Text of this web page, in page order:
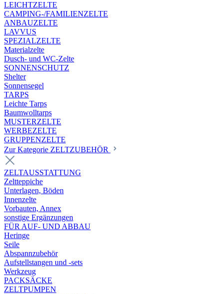
LEICHTZELTE
CAMPING-/FAMILIENZELTE
ANBAUZELTE
LAVVUS
SPEZIALZELTE
Materialzelte
Dusch- und WC-Zelte
SONNENSCHUTZ
Shelter
Sonnensegel
TARPS
Leichte Tarps
Baumwolltarps
MUSTERZELTE
WERBEZELTE
GRUPPENZELTE
Zur Kategorie ZELTZUBEHÖR
ZELTAUSSTATTUNG
Zeltteppiche
Unterlagen, Böden
Innenzelte
Vorbauten, Annex
sonstige Ergänzungen
FÜR AUF- UND ABBAU
Heringe
Seile
Abspannzubehör
Aufstellstangen und -sets
Werkzeug
PACKSÄCKE
ZELTPUMPEN